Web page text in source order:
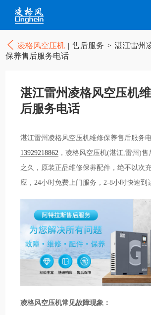
凌格风空压机 | 售后服务 > 湛江雷州
保养售后服务电话
湛江雷州凌格风空压机
后服务电话
湛江雷州凌格风空压机维修保养售后服务
13929218862 ，凌格风空压机(湛江,雷州)
之久，原装正品维修保养配件，绝不以次
应，24小时免费上门服务，2-8小时快速到
凌格风空压机常见故障现象：